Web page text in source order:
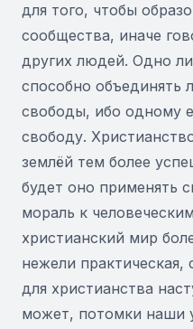
для того, чтобы
сообщества, иначе
других людей. Одно
способно объединять
свободы, ибо одному
свободу.
землёй тем более
будет оно применять
мораль к
христианский мир
нежели практическая,
для христианства
может, потомки наши